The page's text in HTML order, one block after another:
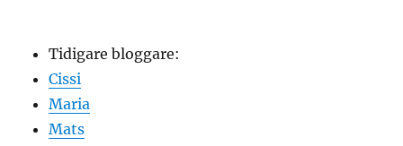
Tidigare bloggare:
Cissi
Maria
Mats